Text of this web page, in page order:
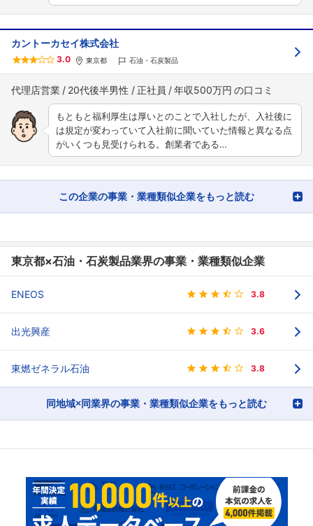
カントーカセイ株式会社
3.0 東京都 石油・石炭製品
代理店営業 20代後半男性 正社員 年収500万円
もともと福利厚生は厚いとのことで入社したが、入社後に
は規定が変わっていて入社前に聞いていた情報と異なる点
がいくつも見受けられる。創業者である…
この企業の事業・業種類似企業をもっと読む
東京都×石油・石炭製品業界の事業・業種類似企業
ENEOS 3.8
出光興産 3.6
東燃ゼネラル石油 3.8
同地域×同業界の事業・業種類似企業をもっと読む